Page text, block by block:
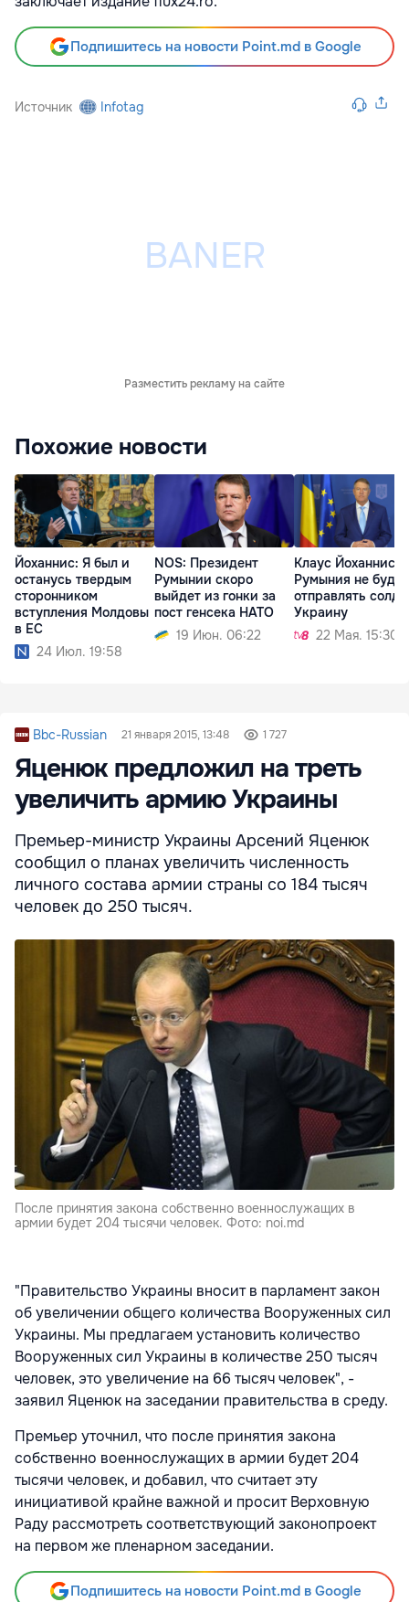
Подпишитесь на новости Point.md в Google
Источник Infotag
Разместить рекламу на сайте
Похожие новости
Йоханнис: Я был и
останусь твердым
сторонником
вступления Молдовы
в ЕС
24 Июл. 19:58
NOS: Президент
Румынии скоро
выйдет из гонки за
пост генсека НАТО
19 Июн. 06:22
Клаус Йоханнис:
Румыния не будет
отправлять
Украину
22 Мая. 15:30
Bbc-Russian 21 января 2015, 13:48 1 727
Яценюк предложил на треть
увеличить армию Украины
Премьер-министр Украины Арсений Яценюк
сообщил о планах увеличить численность
личного состава армии страны со 184 тысяч
человек до 250 тысяч.
После принятия закона собственно военнослужащих в
армии будет 204 тысячи человек. Фото: noi.md
"Правительство Украины вносит в парламент закон
об увеличении общего количества Вооруженных сил
Украины. Мы предлагаем установить количество
Вооруженных сил Украины в количестве 250 тысяч
человек, это увеличение на 66 тысяч человек", -
заявил Яценюк на заседании правительства в среду.
Премьер уточнил, что после принятия закона
собственно военнослужащих в армии будет 204
тысячи человек, и добавил, что считает эту
инициативой крайне важной и просит Верховную
Раду рассмотреть соответствующий законопроект
на первом же пленарном заседании.
Подпишитесь на новости Point.md в Google